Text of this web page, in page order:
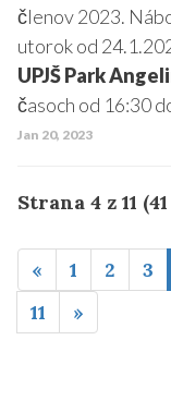
členov 2023.
utorok od
UPJŠ Park
časoch od 16:30
Jan 20, 2023
Strana 4 z 11
« 1 2 3
11
»